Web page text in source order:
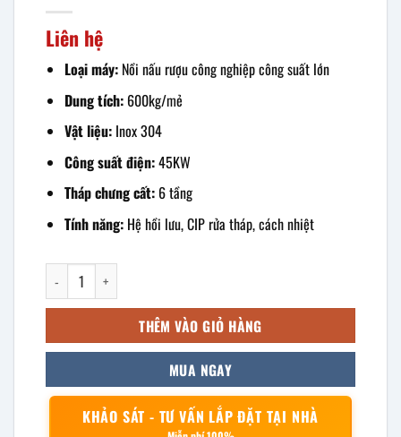
Liên hệ
Loại máy:Nồi nấu rượu công nghiệp công suất lớn
Dung tích:600kg/mẻ
Vật liệu:Inox 304
Công suất điện:45KW
Tháp chưng cất:6 tầng
Tính năng:Hệ hồi lưu, CIP rửa tháp, cách nhiệt
Nồi nấu rượu 600kg số lượng
THÊM VÀO GIỎ HÀNG
MUA NGAY
KHẢO SÁT - TƯ VẤN LẮP ĐẶT TẠI NHÀ